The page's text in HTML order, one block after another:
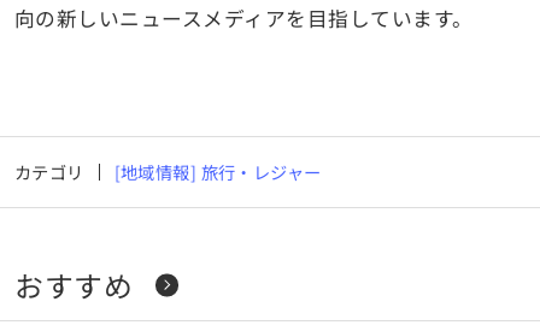
向の新しいニュースメディアを目指しています。
カテゴリ [地域情報] 旅行・レジャー
おすすめ